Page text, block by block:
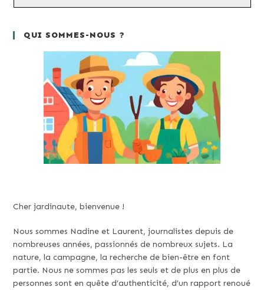
QUI SOMMES-NOUS ?
Cher jardinaute, bienvenue !
Nous sommes Nadine et Laurent, journalistes depuis de
nombreuses années, passionnés de nombreux sujets. La
nature, la campagne, la recherche de bien-être en font
partie. Nous ne sommes pas les seuls et de plus en plus de
personnes sont en quête d’authenticité, d’un rapport renoué